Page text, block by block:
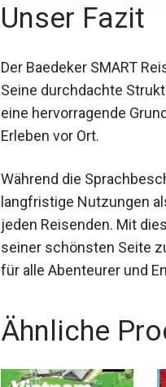
Unser Fazit
Der Baedeker SMART
Seine durchdachte
eine hervorragende
Erleben vor Ort.
Während die
langfristige Nutzungen
jeden Reisenden. Mit
seiner schönsten Seite
für alle Abenteurer und
Ähnliche